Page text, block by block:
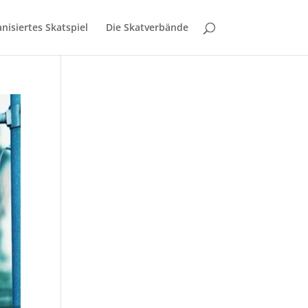
Skatspiel Die Skatverbände